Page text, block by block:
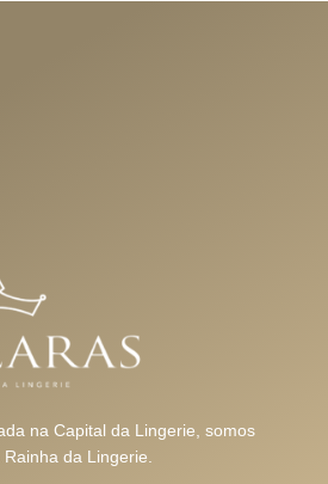
na Capital da Lingerie, somos
da Lingerie.